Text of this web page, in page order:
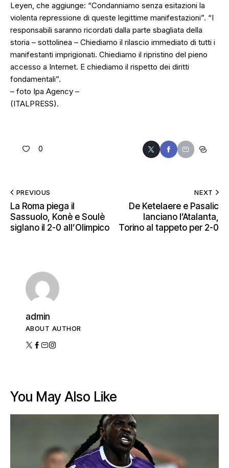
Leyen, che aggiunge: “Condanniamo senza esitazioni la
violenta repressione di queste legittime manifestazioni”. “I
responsabili saranno ricordati dalla parte sbagliata della
storia – sottolinea – Chiediamo il rilascio immediato di tutti i
manifestanti imprigionati. Chiediamo il ripristino del pieno
accesso a Internet. E chiediamo il rispetto dei diritti
fondamentali”.
– foto Ipa Agency –
(ITALPRESS).
0
PREVIOUS
La Roma piega il
Sassuolo, Konè e Soulè
siglano il 2-0 all’Olimpico
NEXT
De Ketelaere e Pasalic
lanciano l’Atalanta,
Torino al tappeto per 2-0
admin
ABOUT AUTHOR
You May Also Like